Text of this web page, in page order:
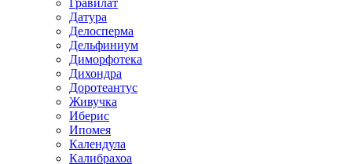
Гравилат
Датура
Делосперма
Дельфиниум
Диморфотека
Дихондра
Доротеантус
Живучка
Иберис
Ипомея
Календула
Калибрахоа